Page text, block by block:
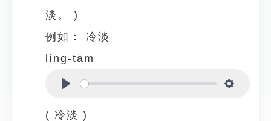
淡。 )
例如：
冷淡
líng-tām
( 冷淡 )